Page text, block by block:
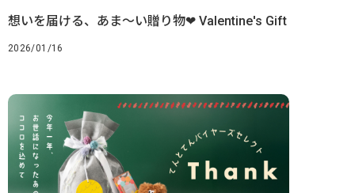
想いを届ける、あま〜い贈り物❤︎ Valentine's Gift
2026/01/16